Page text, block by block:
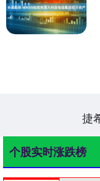
捷
个股实时涨跌榜